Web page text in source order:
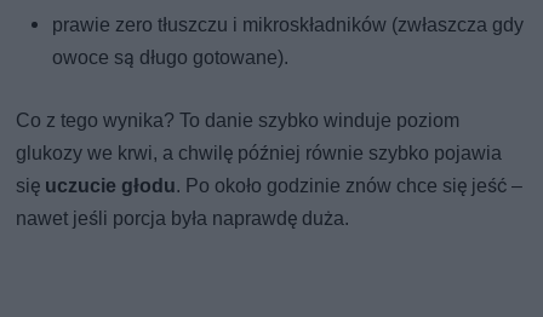
prawie zero tłuszczu i mikroskładników (zwłaszcza gdy
owoce są długo gotowane).
Co z tego wynika? To danie szybko winduje poziom
glukozy we krwi, a chwilę później równie szybko pojawia
się uczucie głodu. Po około godzinie znów chce się jeść –
nawet jeśli porcja była naprawdę duża.